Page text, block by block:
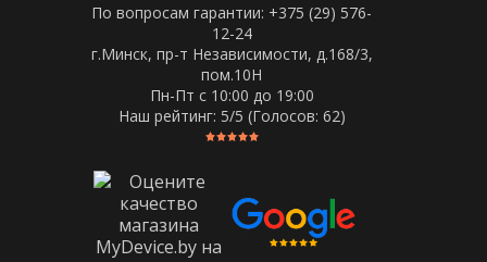
По вопросам гарантии: +375 (29) 576-
12-24
г.Минск, пр-т Независимости, д.168/3,
пом.10Н
Пн-Пт c 10:00 до 19:00
Наш рейтинг: 5/5 (Голосов: 62)